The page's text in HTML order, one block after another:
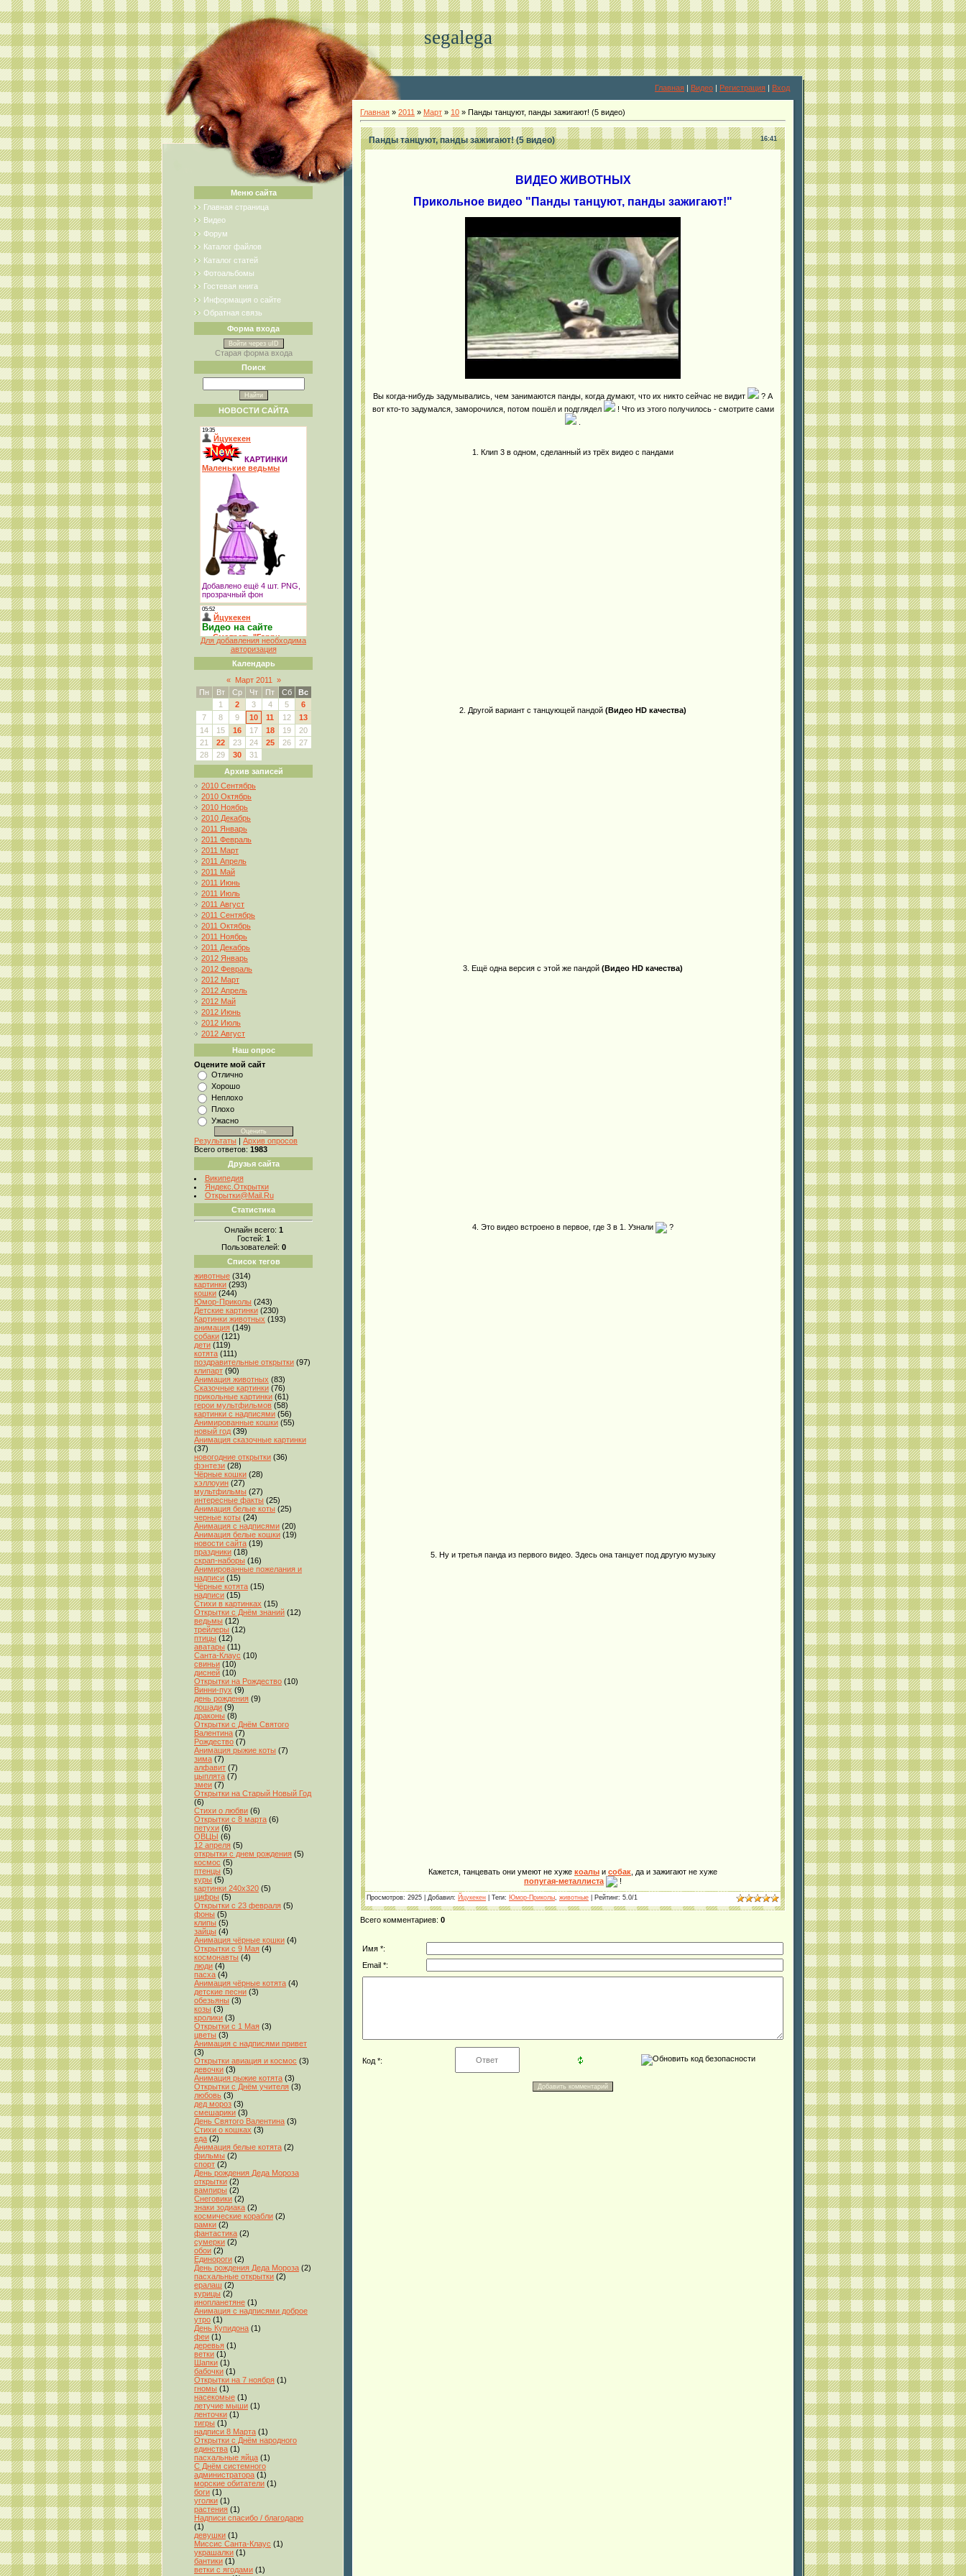
segalega
Главная | Видео | Регистрация | Вход
Меню сайта
Главная страница
Видео
Форум
Каталог файлов
Каталог статей
Фотоальбомы
Гостевая книга
Информация о сайте
Обратная связь
Форма входа
Войти через uID
Старая форма входа
Поиск
НОВОСТИ САЙТА
Для добавления необходима
авторизация
Календарь
«
Март 2011
»
Пн
Вт Ср Чт Пт Сб
Вс
1
2 3 4 5
6
7
8 9 10 11 12
13
14
15 16 17 18 19
20
21
22 23 24 25 26
27
28
29 30
31
Архив записей
2010 Сентябрь
2010 Октябрь
2010 Ноябрь
2010 Декабрь
2011 Январь
2011 Февраль
2011 Март
2011 Апрель
2011 Май
2011 Июнь
2011 Июль
2011 Август
2011 Сентябрь
2011 Октябрь
2011 Ноябрь
2011 Декабрь
2012 Январь
2012 Февраль
2012 Март
2012 Апрель
2012 Май
2012 Июнь
2012 Июль
2012 Август
Наш опрос
Оцените мой сайт
Отлично
Хорошо
Неплохо
Плохо
Ужасно
Результаты | Архив опросов
Всего ответов: 1983
Друзья сайта
Википедия
Яндекс.Открытки
Открытки@Mail.Ru
Статистика
Онлайн всего: 1
Гостей: 1
Пользователей: 0
Список тегов
животные (314)
картинки (293)
кошки (244)
Юмор-Приколы (243)
Детские картинки (230)
Картинки животных (193)
анимация (149)
собаки (121)
дети (119)
котята (111)
поздравительные открытки (97)
клипарт (90)
Анимация животных (83)
Сказочные картинки (76)
прикольные картинки (61)
герои мультфильмов (58)
картинки с надписями (56)
Анимированные кошки (55)
новый год (39)
Анимация сказочные картинки
(37)
новогодние открытки (36)
фэнтези (28)
Чёрные кошки (28)
хэллоуин (27)
мультфильмы (27)
интересные факты (25)
Анимация белые коты (25)
черные коты (24)
Анимация с надписями (20)
Анимация белые кошки (19)
новости сайта (19)
праздники (18)
скрап-наборы (16)
Анимированные пожелания и
надписи (15)
Чёрные котята (15)
надписи (15)
Стихи в картинках (15)
Открытки с Днём знаний (12)
ведьмы (12)
трейлеры (12)
птицы (12)
аватары (11)
Санта-Клаус (10)
свиньи (10)
дисней (10)
Открытки на Рождество (10)
Винни-пух (9)
день рождения (9)
лошади (9)
драконы (8)
Открытки с Днём Святого
Валентина (7)
Рождество (7)
Анимация рыжие коты (7)
зима (7)
алфавит (7)
цыплята (7)
змеи (7)
Открытки на Старый Новый Год
(6)
Стихи о любви (6)
Открытки с 8 марта (6)
петухи (6)
ОВЦЫ (6)
12 апреля (5)
открытки с днем рождения (5)
космос (5)
птенцы (5)
куры (5)
картинки 240x320 (5)
цифры (5)
Открытки с 23 февраля (5)
фоны (5)
клипы (5)
зайцы (4)
Анимация чёрные кошки (4)
Открытки с 9 Мая (4)
космонавты (4)
люди (4)
пасха (4)
Анимация чёрные котята (4)
детские песни (3)
обезьяны (3)
козы (3)
кролики (3)
Открытки с 1 Мая (3)
цветы (3)
Анимация с надписями привет
(3)
Открытки авиация и космос (3)
девочки (3)
Анимация рыжие котята (3)
Открытки с Днём учителя (3)
любовь (3)
дед мороз (3)
смешарики (3)
День Святого Валентина (3)
Стихи о кошках (3)
еда (2)
Анимация белые котята (2)
фильмы (2)
спорт (2)
День рождения Деда Мороза
открытки (2)
вампиры (2)
Снеговики (2)
знаки зодиака (2)
космические корабли (2)
рамки (2)
фантастика (2)
сумерки (2)
обои (2)
Единороги (2)
День рождения Деда Мороза (2)
пасхальные открытки (2)
ералаш (2)
курицы (2)
инопланетяне (1)
Анимация с надписями доброе
утро (1)
День Купидона (1)
феи (1)
деревья (1)
ветки (1)
Шапки (1)
бабочки (1)
Открытки на 7 ноября (1)
гномы (1)
насекомые (1)
летучие мыши (1)
ленточки (1)
тигры (1)
надписи 8 Марта (1)
Открытки с Днём народного
единства (1)
пасхальные яйца (1)
С Днём системного
администратора (1)
морские обитатели (1)
боги (1)
уголки (1)
растения (1)
Надписи спасибо / благодарю
(1)
девушки (1)
Миссис Санта-Клаус (1)
украшалки (1)
бантики (1)
ветки с ягодами (1)
Главная » 2011 » Март » 10 » Панды танцуют, панды зажигают! (5 видео)
16:41
Панды танцуют, панды зажигают! (5 видео)
ВИДЕО ЖИВОТНЫХ
Прикольное видео "Панды танцуют, панды зажигают!"
Вы когда-нибудь задумывались, чем занимаются панды, когда думают, что их никто сейчас не видит
? А
вот кто-то задумался, заморочился, потом пошёл и подглядел
! Что из этого получилось - смотрите сами
1. Клип 3 в одном, сделанный из трёх видео с пандами
2. Другой вариант с танцующей пандой (Видео HD качества)
3. Ещё одна версия с этой же пандой (Видео HD качества)
4. Это видео встроено в первое, где 3 в 1. Узнали ?
5. Ну и третья панда из первого видео. Здесь она танцует под другую музыку
Кажется, танцевать они умеют не хуже коалы и собак , да и зажигают не хуже
попугая-металлиста
!
Просмотров: 2925 | Добавил: Йцукекен Теги: Юмор-Приколы животные Рейтинг: 5.0/1
Всего комментариев: 0
Имя *:
Email *:
Код *: